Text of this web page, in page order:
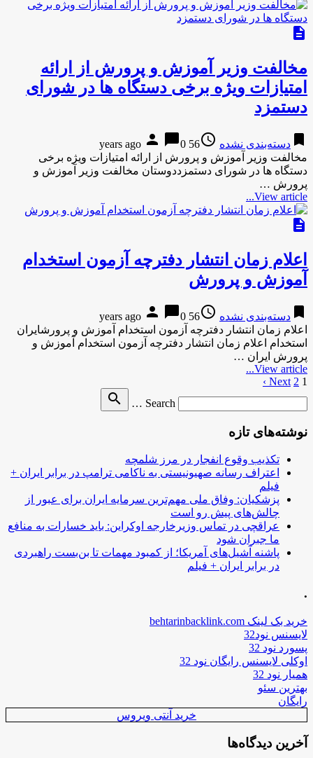
description
مخالفت وزیر آموزش و پرورش از ارائه
امتیازات ویژه برخی دستگاه ها در شورای
دستمزد
bookmark دسته‌بندی نشده access_time
56 years ago
person chat_bubble0
مخالفت وزیر آموزش و پرورش از ارائه امتیازات ویژه برخی
دستگاه ها در شورای دستمزددوستان مخالفت وزیر آموزش و
پرورش …
View article...
description
اعلام زمان انتشار دفترچه آزمون استخدام
آموزش و پرورش
bookmark دسته‌بندی نشده access_time
56 years ago
person chat_bubble0
اعلام زمان انتشار دفترچه آزمون استخدام آموزش و پرورشایران
استخدام اعلام زمان انتشار دفترچه آزمون استخدام آموزش و
پرورش ایران …
View article...
صفحه‌بندی
1
2
Next ›
Search …
search
نوشته‌های تازه
تکذیب وقوع انفجار در مرز شلمچه
اعتراف رسانه صهیونیستی به ناکامی ترامپ در برابر ایران +
فیلم
پزشکیان: وفاق ملی مهم‌ترین سرمایه ایران برای عبور از
چالش‌های پیش رو است
عراقچی در تماس وزیرخارجه اوکراین: باید خسارات به منافع
ما جبران شود
پاشنه آشیل‌های آمریکا؛ از کمبود مهمات تا بن‌بست راهبردی
در برابر ایران + فیلم
.
خرید بک لینک behtarinbacklink.com
لایسنس نود32
پسورد نود 32
اوکلی لایسنس رایگان نود 32
همیار نود 32
بهترین سئو
رایگان
خرید آنتی ویروس
آخرین دیدگاه‌ها